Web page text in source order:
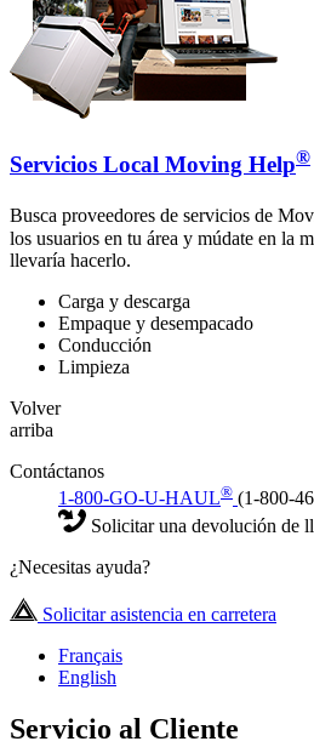
Servicios Local Moving Help®
Busca proveedores de servicios de
los usuarios en tu área y múdate en la
llevaría hacerlo.
Carga y descarga
Empaque y desempacado
Conducción
Limpieza
Volver
arriba
Contáctanos
1-800-GO-U-HAUL® (1-800-
Solicitar una devolución de
¿Necesitas ayuda?
Solicitar asistencia en carretera
Français
English
Servicio al Cliente